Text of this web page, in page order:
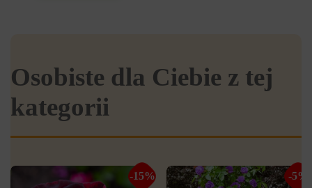
Osobiste dla Ciebie z tej
kategorii
-15% -5%